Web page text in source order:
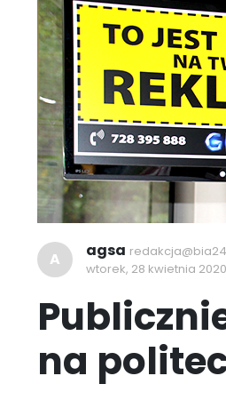
A agsa
wtorek, 28 kwietnia
na